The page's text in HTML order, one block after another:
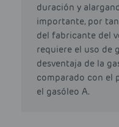
duración y
importante, por
del fabricante del
requiere el uso de
desventaja de la
comparado con el
el gasóleo A.